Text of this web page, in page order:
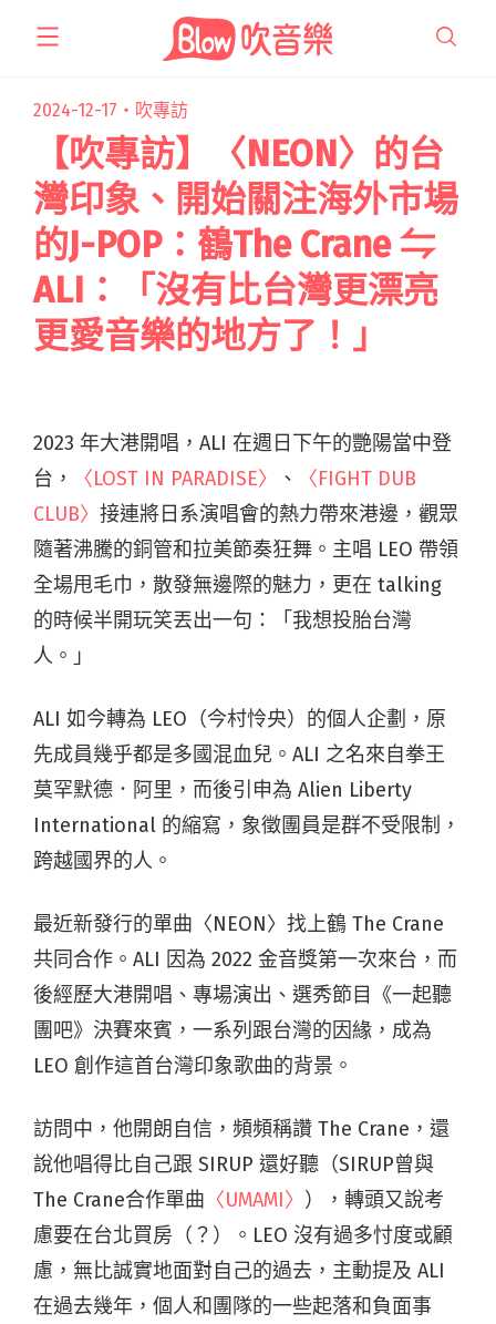
2024-12-17・ 吹專訪
【吹專訪】〈NEON〉的台
灣印象、開始關注海外市場
的J-POP：鶴The Crane ⇋
ALI：「沒有比台灣更漂亮
更愛音樂的地方了！」
2023 年大港開唱，ALI 在週日下午的艷陽當中登
台，
〈LOST IN PARADISE〉 、
〈FIGHT DUB
CLUB〉 接連將日系演唱會的熱力帶來港邊，觀眾
隨著沸騰的銅管和拉美節奏狂舞。主唱 LEO 帶領
全場甩毛巾，散發無邊際的魅力，更在 talking
的時候半開玩笑丟出一句：「我想投胎台灣
人。」
ALI 如今轉為 LEO（今村怜央）的個人企劃，原
先成員幾乎都是多國混血兒。ALI 之名來自拳王
莫罕默德．阿里，而後引申為 Alien Liberty
International 的縮寫，象徵團員是群不受限制，
跨越國界的人。
最近新發行的單曲〈NEON〉找上鶴 The Crane
共同合作。ALI 因為 2022 金音獎第一次來台，而
後經歷大港開唱、專場演出、選秀節目《一起聽
團吧》決賽來賓，一系列跟台灣的因緣，成為
LEO 創作這首台灣印象歌曲的背景。
訪問中，他開朗自信，頻頻稱讚 The Crane，還
說他唱得比自己跟 SIRUP 還好聽（SIRUP曾與
The Crane合作單曲 〈UMAMI〉 ），轉頭又說考
慮要在台北買房（？）。LEO 沒有過多忖度或顧
慮，無比誠實地面對自己的過去，主動提及 ALI
在過去幾年，個人和團隊的一些起落和負面事